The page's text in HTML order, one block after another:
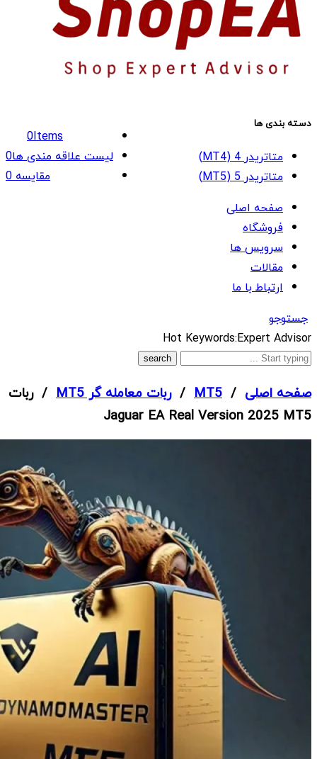
0Items
لیست علاقه مندی ها0
مقایسه0
دسته بندی ها
متاتریدر 4 (MT4)
متاتریدر 5 (MT5)
صفحه اصلی
فروشگاه
سرویس ها
مقالات
ارتباط با ما
جستوجو
What
are
looking
for?
Hot Keywords:Expert Advisor
صفحه اصلی /
MT5
/ربات معامله گر MT5
/ ربات
Jaguar EA Real Version 2025 MT5